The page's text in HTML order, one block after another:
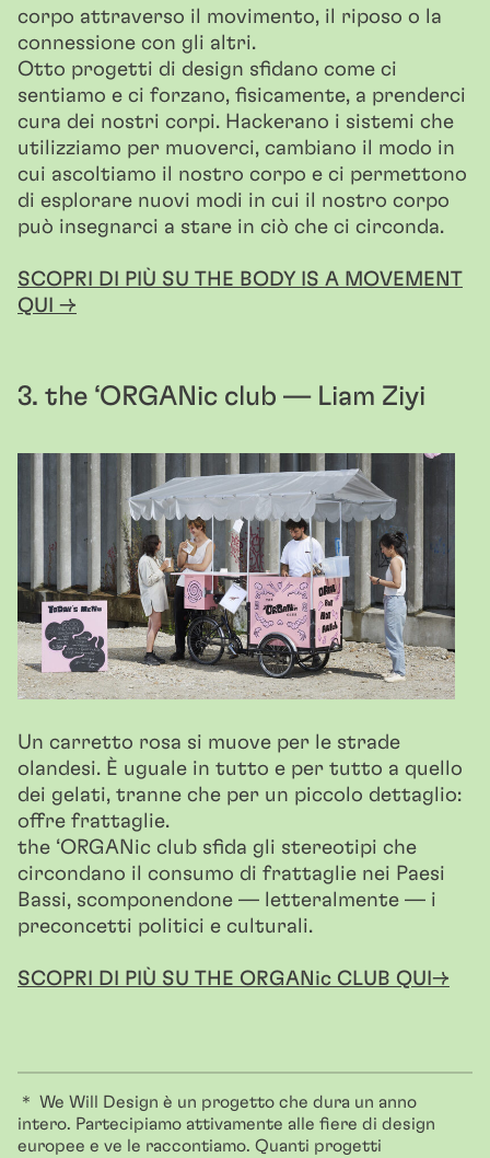
corpo attraverso il movimento, il riposo o la
connessione con gli altri.
Otto progetti di design sfidano come ci
sentiamo e ci forzano, fisicamente, a prenderci
cura dei nostri corpi. Hackerano i sistemi che
utilizziamo per muoverci, cambiano il modo in
cui ascoltiamo il nostro corpo e ci permettono
di esplorare nuovi modi in cui il nostro corpo
può insegnarci a stare in ciò che ci circonda.
SCOPRI DI PIÙ SU THE BODY IS A MOVEMENT
QUI →
3. the ‘ORGANic club — Liam Ziyi
Un carretto rosa si muove per le strade
olandesi. È uguale in tutto e per tutto a quello
dei gelati, tranne che per un piccolo dettaglio:
offre frattaglie.
the ‘ORGANic club sfida gli stereotipi che
circondano il consumo di frattaglie nei Paesi
Bassi, scomponendone — letteralmente — i
preconcetti politici e culturali.
SCOPRI DI PIÙ SU THE ORGANic CLUB QUI→
＊ We Will Design è un progetto che dura un anno
intero. Partecipiamo attivamente alle fiere di design
europee e ve le raccontiamo. Quanti progetti